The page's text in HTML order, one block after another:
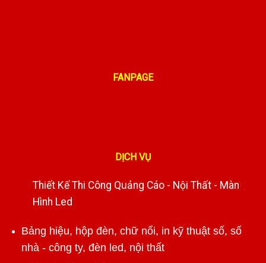
FANPAGE
DỊCH VỤ
Thiết Kế Thi Công Quảng Cáo - Nội Thất - Màn
Hình Led
Bảng hiệu, hộp đèn, chữ nổi, in kỹ thuật số, số
nhà - công ty, đèn led, nội thất